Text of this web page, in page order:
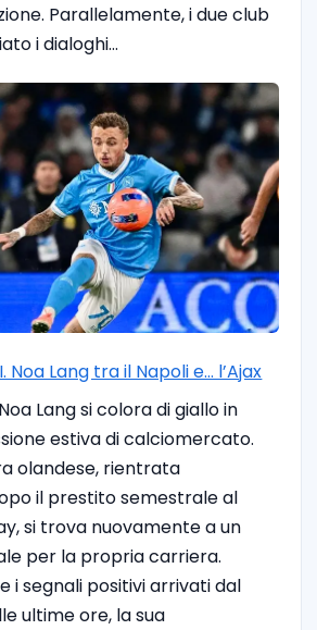
Parallelamente, i due club
i dialoghi…
Noa Lang tra il Napoli e… l’Ajax
Lang si colora di giallo in
estiva di calciomercato.
olandese, rientrata
il prestito semestrale al
si trova nuovamente a un
per la propria carriera.
i segnali positivi arrivati dal
ultime ore, la sua